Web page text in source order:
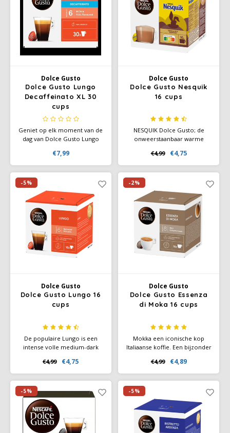
Dolce Gusto
Dolce Gusto Lungo
Decaffeinato XL 30
cups
Geniet op elk moment van de
dag van Dolce Gusto Lungo
cafeïnevrije lungo van 100%
Arabica biedt een zacht, rond
aroma met subtiele fruitige
voordeelverpakking van 30
capsules.
€7,99
Dolce Gusto
Dolce Gusto Nesquik
16 cups
NESQUIK Dolce Gusto; de
onweerstaanbaar warme
oud!Elke doos bevat 16
capsules voor NESCAFÉ Dolce
Gusto capsulemachines,
waarmee je 16 koppen
NESQUIK kunt maken.
€4,99 €4,75
-5%
Dolce Gusto
Dolce Gusto Lungo 16
cups
De populaire Lungo is een
intense volle medium-dark
aroma's en een rijke
crèmelaag. Ervaar de
complexe smaak van koffie
met een subtiele hint van
zwarte bessen.
€4,99 €4,75
-2%
Dolce Gusto
Dolce Gusto Essenza
di Moka 16 cups
Mokka een iconische kop
Italiaanse koffie. Een bijzonder
espresso, ideaal om de dag
mee te starten.
€4,99 €4,89
-5% -5%